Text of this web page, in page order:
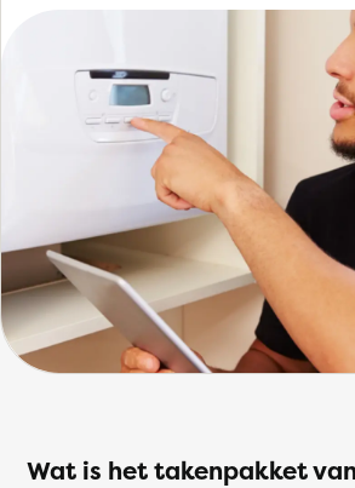
Wat is het takenpakket